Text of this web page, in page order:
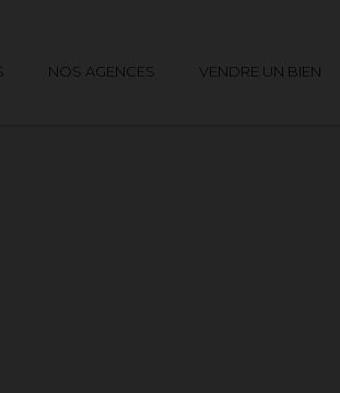
NOS AGENCES VENDRE UN BIEN